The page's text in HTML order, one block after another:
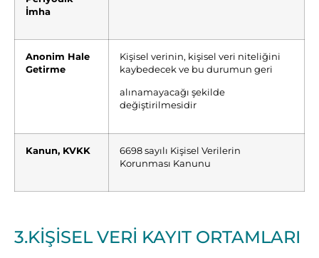
İmha
Anonim Hale
Getirme
Kişisel verinin, kişisel veri niteliğini
kaybedecek ve bu durumun geri
alınamayacağı şekilde
değiştirilmesidir
Kanun, KVKK
6698 sayılı Kişisel Verilerin
Korunması Kanunu
3.KİŞİSEL VERİ KAYIT ORTAMLARI